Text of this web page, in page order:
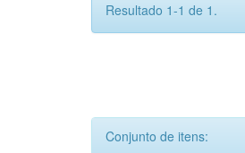
Resultado 1-1 de 1.
Conjunto de itens: